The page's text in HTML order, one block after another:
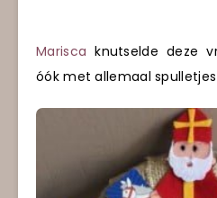
Marisca knutselde deze
óók met allemaal